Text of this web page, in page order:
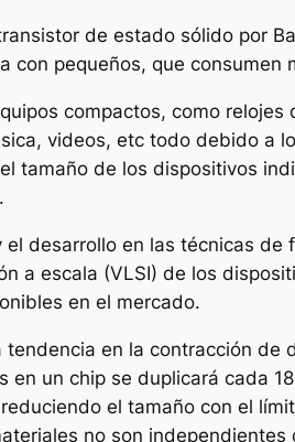
de estado sólido por
con pequeños, que consumen
compactos, como
videos, etc todo debido a
tamaño de los dispositivos
desarrollo en las técnicas
a escala (VLSI) de los
en el mercado.
en la contracción
en un chip se duplicará cada
el tamaño con el
no son